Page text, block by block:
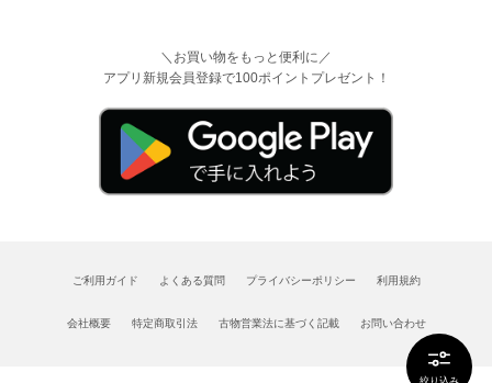
絞り込み
＼お買い物をもっと便利に／
アプリ新規会員登録で100ポイントプレゼント！
ご利用ガイド よくある質問 プライバシーポリシー 利用規約
会社概要 特定商取引法 古物営業法に基づく記載 お問い合わせ